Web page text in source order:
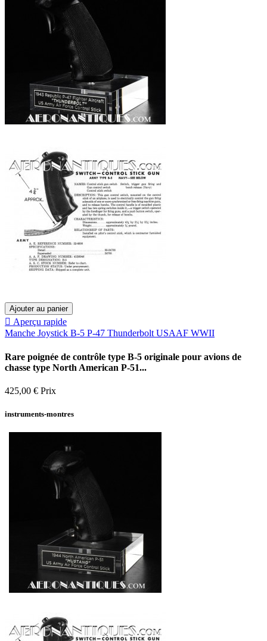
Ajouter au panier
 Aperçu rapide
Manche Joystick B-5 P-47 Thunderbolt USAAF WWII
Rare poignée de contrôle type B-5 originale pour avions de
chasse type North American P-51...
425,00 € Prix
instruments-montres